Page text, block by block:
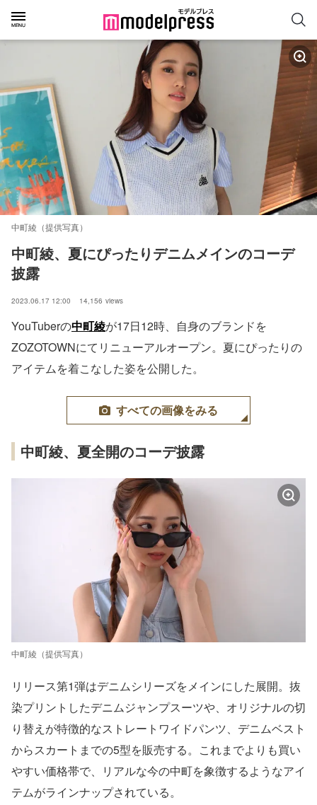
中町綾（提供写真）
中町綾、夏にぴったりデニムメインのコーデ
披露
2023.06.17 12:00 14,156 views
YouTuberの中町綾が17日12時、自身のブランドを
ZOZOTOWNにてリニューアルオープン。夏にぴったりの
アイテムを着こなした姿を公開した。
すべての画像をみる
中町綾、夏全開のコーデ披露
中町綾（提供写真）
リリース第1弾はデニムシリーズをメインにした展開。抜
染プリントしたデニムジャンプスーツや、オリジナルの切
り替えが特徴的なストレートワイドパンツ、デニムベスト
からスカートまでの5型を販売する。これまでよりも買い
やすい価格帯で、リアルな今の中町を象徴するようなアイ
テムがラインナップされている。